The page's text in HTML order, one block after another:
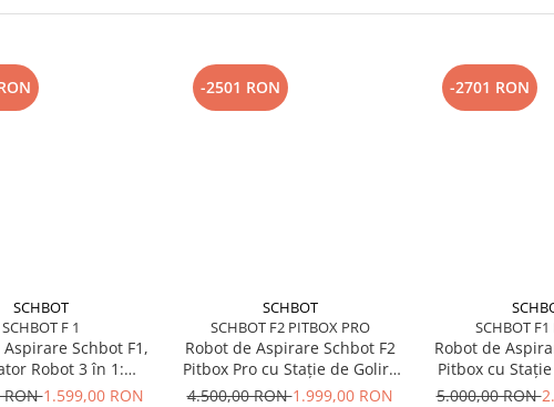
SCHBOT
SCHBOT F 1
Schbot F1,
Robot 3 în 1:
aspirat și curățat
RON1.599,00 RON
-2501 RON
SCHBOT
SCHBOT F2 PITBOX PRO
Robot de Aspirare Schbot F2
Pitbox Pro cu Stație de Golire
și Încărcare Automată,
4.500,00 RON1.999,00 RON
-2701 RON
SCHBOT
Robot de
Pitbox cu
Încărcare
5.000,00 RON